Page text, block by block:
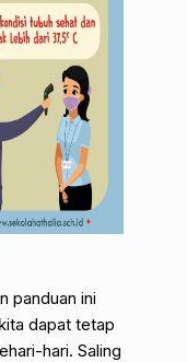
panduan ini
dapat tetap
hari. Saling